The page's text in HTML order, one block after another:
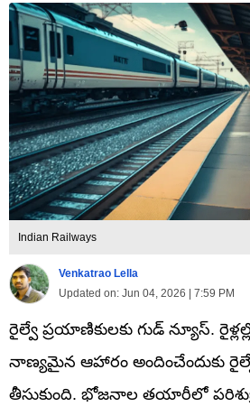
Indian Railways
Venkatrao Lella
Updated on: Jun 04, 2026 | 7:59 PM
రైల్వే ప్రయాణికులకు గుడ్ న్యూస్.
నాణ్యమైన ఆహారం అందించేందుకు
తీసుకుంది. భోజనాల తయారీలో